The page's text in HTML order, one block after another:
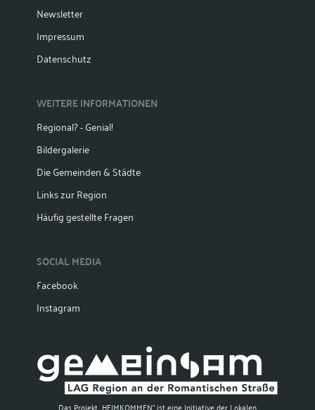
Newsletter
Impressum
Datenschutz
WEITERE INFORMATIONEN
Regional? - Genial!
Bildergalerie
Die Gemeinden & Städte
Links zur Region
Häufig gestellte Fragen
SOCIAL MEDIA
Facebook
Instagram